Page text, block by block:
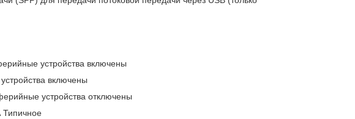
устройства включены
включены
устройства отключены
Типичное